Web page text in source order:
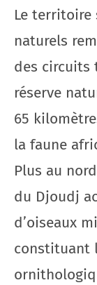
Le territoire
naturels
des circuits
réserve
65
la faune
Plus au
du Djoudj
d’oiseaux
constituant